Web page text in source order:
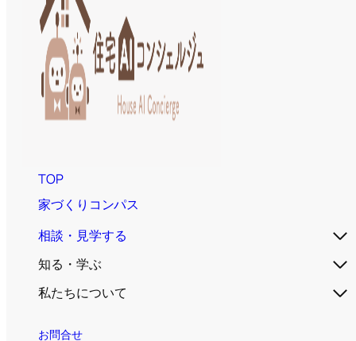
TOP
家づくりコンパス
相談・見学する
知る・学ぶ
私たちについて
お問合せ